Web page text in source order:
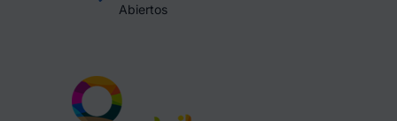
Abiertos